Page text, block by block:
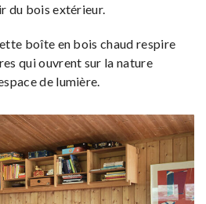
du bois extérieur.
boîte en bois chaud respire
qui ouvrent sur la nature
de lumière.